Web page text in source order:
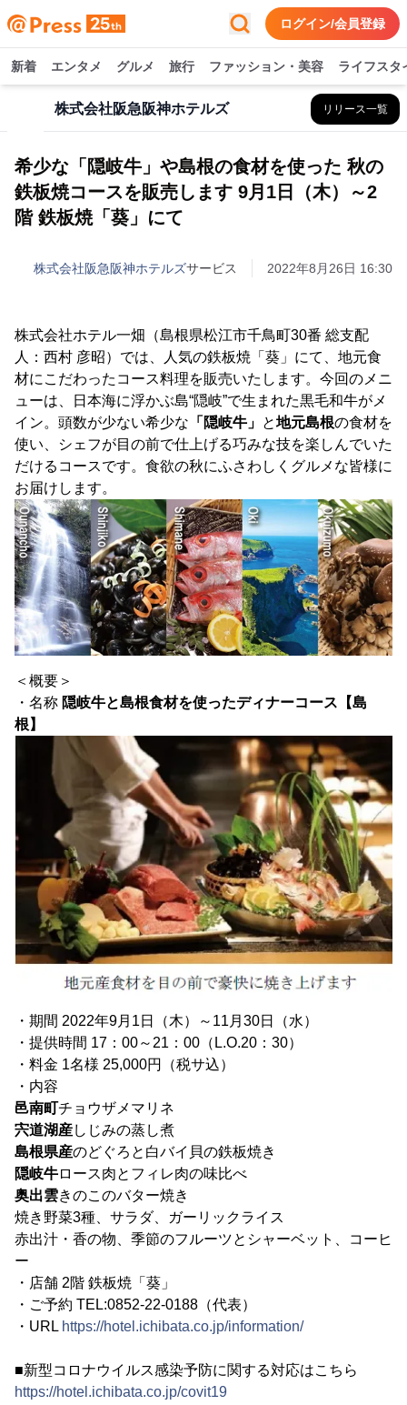
ログイン/会員登録
新着 エンタメ グルメ 旅行 ファッション・美容 ライフスタ
株式会社阪急阪神ホテルズ リリース一覧
希少な「隠岐牛」や島根の食材を使った 秋の
鉄板焼コースを販売します 9月1日（木）～2
階 鉄板焼「葵」にて
株式会社阪急阪神ホテルズサービス 2022年8月26日 16:30
株式会社ホテル一畑（島根県松江市千鳥町30番 総支配
人：西村 彦昭）では、人気の鉄板焼「葵」にて、地元食
材にこだわったコース料理を販売いたします。今回のメニ
ューは、日本海に浮かぶ島“隠岐”で生まれた黒毛和牛がメ
イン。頭数が少ない希少な 「隠岐牛」 と地元島根の食材を
使い、シェフが目の前で仕上げる巧みな技を楽しんでいた
だけるコースです。食欲の秋にふさわしくグルメな皆様に
お届けします。
＜概要＞
・名称 隠岐牛と島根食材を使ったディナーコース【島
根】
・期間 2022年9月1日（木）～11月30日（水）
・提供時間 17：00～21：00（L.O.20：30）
・料金 1名様 25,000円（税サ込）
・内容
邑南町チョウザメマリネ
宍道湖産しじみの蒸し煮
島根県産のどぐろと白バイ貝の鉄板焼き
隠岐牛ロース肉とフィレ肉の味比べ
奥出雲きのこのバター焼き
焼き野菜3種、サラダ、ガーリックライス
赤出汁・香の物、季節のフルーツとシャーベット、コーヒ
ー
・店舗 2階 鉄板焼「葵」
・ご予約 TEL:0852-22-0188（代表）
・URL https://hotel.ichibata.co.jp/information/
■新型コロナウイルス感染予防に関する対応はこちら
https://hotel.ichibata.co.jp/covit19